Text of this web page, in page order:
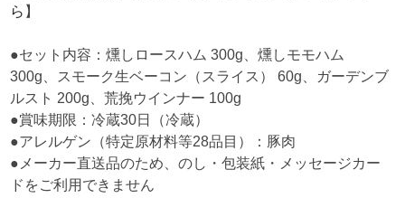
ら 】
●セット内容：燻しロースハム 300g、燻しモモハム
300g、スモーク生ベーコン（スライス） 60g、ガーデンブ
ルスト 200g、荒挽ウインナー 100g
●賞味期限：冷蔵30日（冷蔵）
●アレルゲン（特定原材料等28品目）：豚肉
●メーカー直送品のため、のし・包装紙・メッセージカー
ドをご利用できません